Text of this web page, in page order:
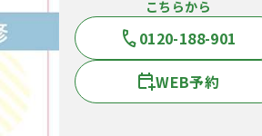
こちらから
0120-188-901
WEB予約